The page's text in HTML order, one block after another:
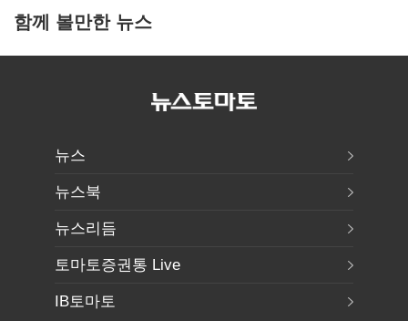
함께 볼만한 뉴스
뉴스
뉴스북
뉴스리듬
토마토증권통 Live
IB토마토